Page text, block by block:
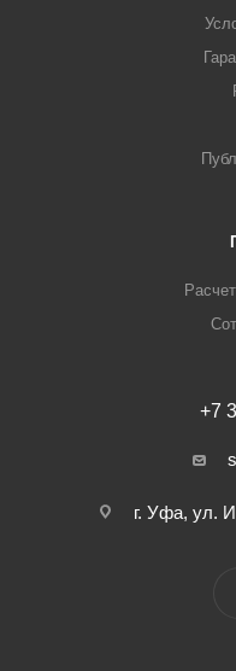
+7
г. Уфа, ул.